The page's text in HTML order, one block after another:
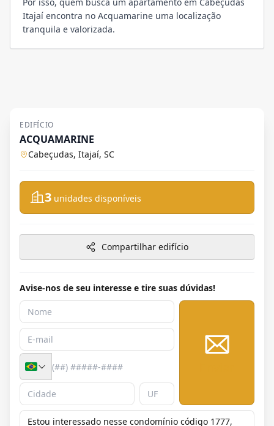
Itajaí encontra no Acquamarine uma localização
tranquila e valorizada.
EDIFÍCIO
ACQUAMARINE
Cabeçudas, Itajaí, SC
3 unidades disponíveis
Compartilhar edifício
Avise-nos de seu interesse e tire suas dúvidas!